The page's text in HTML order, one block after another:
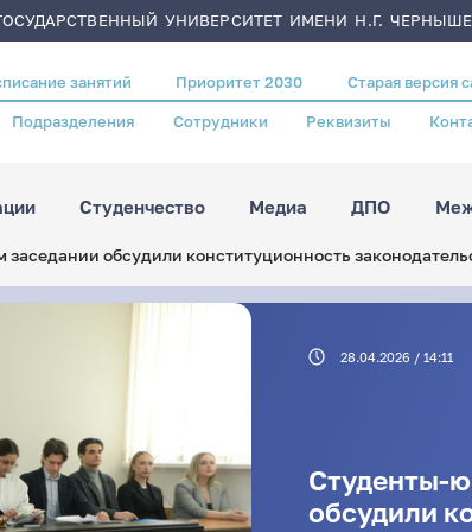
УНИВЕРСИТЕТ ИМЕНИ Н.Г.
занятий Приоритет 2030 Старая версия
Подразделения Сотрудники Реквизиты
Студенчество Медиа ДПО
обсудили конституционность
28.04.2026 / 14:11
Студенты-
обсудили